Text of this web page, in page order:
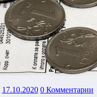
17.10.2020 0 Комментарии